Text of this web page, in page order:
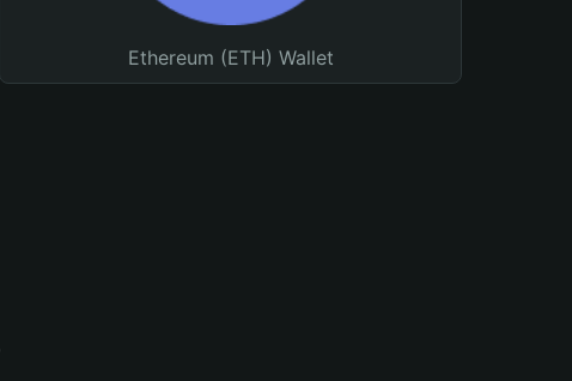
Ethereum (ETH) Wallet